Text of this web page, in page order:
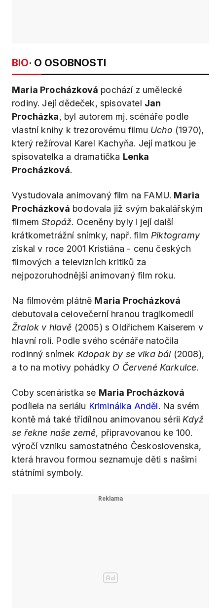
BIO· O OSOBNOSTI
Maria Procházková pochází z umělecké
rodiny. Její dědeček, spisovatel Jan
Procházka, byl autorem mj. scénáře podle
vlastní knihy k trezorovému filmu Ucho (1970),
který režíroval Karel Kachyňa. Její matkou je
spisovatelka a dramatička Lenka
Procházková.
Vystudovala animovaný film na FAMU. Maria
Procházková bodovala již svým bakalářským
filmemStopáž. Oceněny byly i její další
krátkometrážní snímky, např. film Piktogramy
získal v roce 2001 Kristiána - cenu českých
filmových a televizních kritiků za
nejpozoruhodnější animovaný film roku.
Na filmovém plátně Maria Procházková
debutovala celovečerní hranou tragikomedií
Žralok v hlavě (2005) s Oldřichem Kaiserem v
hlavní roli. Podle svého scénáře natočila
rodinný snímek Kdopak by se vlka bál(2008),
a to na motivy pohádky O Červené Karkulce.
Coby scenáristka se Maria Procházková
podílela na seriálu Kriminálka Anděl. Na svém
kontě má také třídílnou animovanou sérii Když
se řekne naše země, připravovanou ke 100.
výročí vzniku samostatného Československa,
která hravou formou seznamuje děti s našimi
státními symboly.